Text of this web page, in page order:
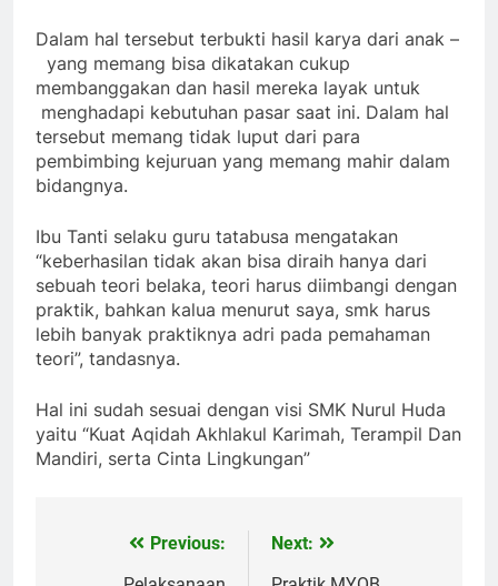
Dalam hal tersebut terbukti hasil karya dari anak –
yang memang bisa dikatakan cukup
membanggakan dan hasil mereka layak untuk
menghadapi kebutuhan pasar saat ini. Dalam hal
tersebut memang tidak luput dari para
pembimbing kejuruan yang memang mahir dalam
bidangnya.
Ibu Tanti selaku guru tatabusa mengatakan
“keberhasilan tidak akan bisa diraih hanya dari
sebuah teori belaka, teori harus diimbangi dengan
praktik, bahkan kalua menurut saya, smk harus
lebih banyak praktiknya adri pada pemahaman
teori”, tandasnya.
Hal ini sudah sesuai dengan visi SMK Nurul Huda
yaitu “Kuat Aqidah Akhlakul Karimah, Terampil Dan
Mandiri, serta Cinta Lingkungan”
NavigasiPrevious:
Next: